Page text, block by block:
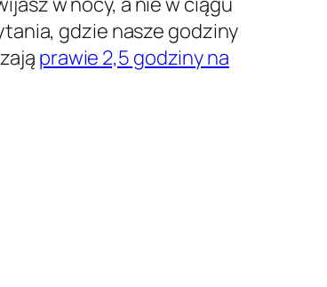
gdzie nasze godziny
prawie 2,5 godziny na